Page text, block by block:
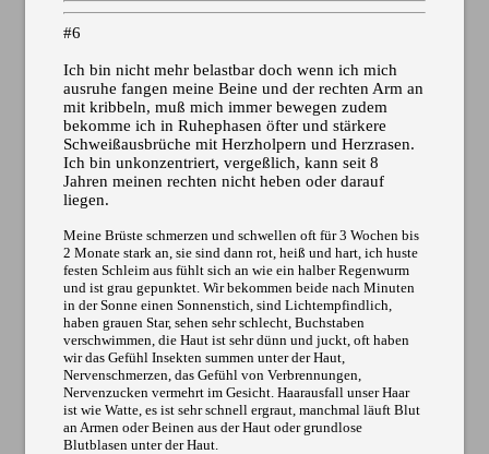
#6
Ich bin nicht mehr belastbar doch wenn ich mich
ausruhe fangen meine Beine und der rechten Arm an
mit kribbeln, muß mich immer bewegen zudem
bekomme ich in Ruhephasen öfter und stärkere
Schweißausbrüche mit Herzholpern und Herzrasen.
Ich bin unkonzentriert, vergeßlich, kann seit 8
Jahren meinen rechten nicht heben oder darauf
liegen.
Meine Brüste schmerzen und schwellen oft für 3 Wochen bis
2 Monate stark an, sie sind dann rot, heiß und hart, ich huste
festen Schleim aus fühlt sich an wie ein halber Regenwurm
und ist grau gepunktet. Wir bekommen beide nach Minuten
in der Sonne einen Sonnenstich, sind Lichtempfindlich,
haben grauen Star, sehen sehr schlecht, Buchstaben
verschwimmen, die Haut ist sehr dünn und juckt, oft haben
wir das Gefühl Insekten summen unter der Haut,
Nervenschmerzen, das Gefühl von Verbrennungen,
Nervenzucken vermehrt im Gesicht. Haarausfall unser Haar
ist wie Watte, es ist sehr schnell ergraut, manchmal läuft Blut
an Armen oder Beinen aus der Haut oder grundlose
Blutblasen unter der Haut.